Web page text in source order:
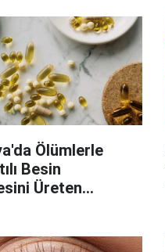
Ölümlerle
Besin
Üreten